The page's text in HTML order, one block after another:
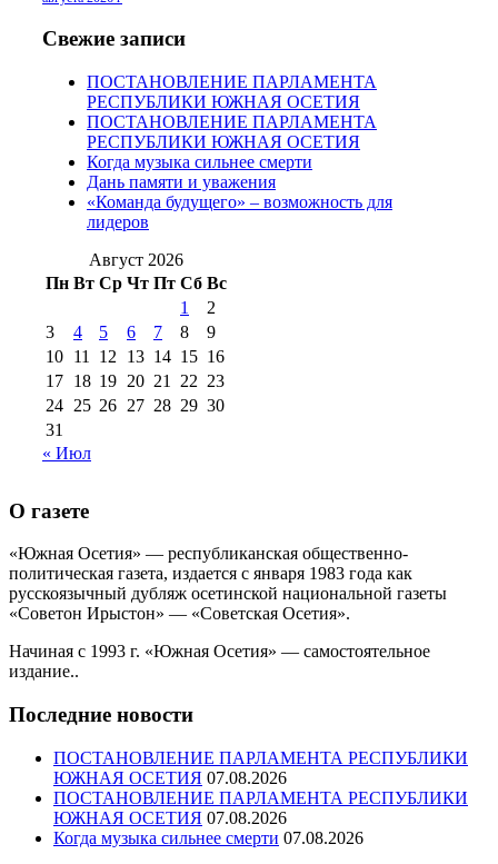
июля 2017 г
2012 г(15)№97 30 июля 2015 г
(15)№98 1 августа 2015 г(10)№98 2
августа 2016 г(10)№98 5 июля 2014 г
№98 8 августа 2013 г(9) №98 14
августа 2012 г(14) №98+99 11 июля
2017 г(9)
2016 г(12) №99 8 июля 2014 г
августа 2012 г(11)
августа 2013 г
(12)
Свежие записи
ПОСТАНОВЛЕНИЕ ПАРЛАМЕНТА
РЕСПУБЛИКИ ЮЖНАЯ ОСЕТИЯ
ПОСТАНОВЛЕНИЕ ПАРЛАМЕНТА
РЕСПУБЛИКИ ЮЖНАЯ ОСЕТИЯ
Когда музыка сильнее смерти
Дань памяти и уважения
«Команда будущего» – возможность для
лидеров
Август 2026
Пн Вт Ср Чт Пт Сб Вс
1
2
3
4 5 6 7 8
9
10 11 12 13 14 15 16
17 18 19 20 21 22 23
24 25 26 27 28 29 30
31
« Июл
О газете
«Южная Осетия» — республиканская общественно-
политическая газета, издается с января 1983 года как
русскоязычный дубляж осетинской национальной газеты
«Советон Ирыстон» — «Советская Осетия».
Начиная с 1993 г. «Южная Осетия» — самостоятельное
издание..
Последние новости
ПОСТАНОВЛЕНИЕ ПАРЛАМЕНТА РЕСПУБЛИКИ
ЮЖНАЯ ОСЕТИЯ 07.08.2026
ПОСТАНОВЛЕНИЕ ПАРЛАМЕНТА РЕСПУБЛИКИ
ЮЖНАЯ ОСЕТИЯ 07.08.2026
Когда музыка сильнее смерти 07.08.2026